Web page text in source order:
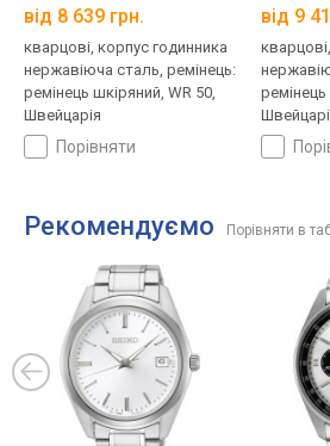
від 8 639 грн.
кварцові, корпус годинника
нержавіюча сталь, ремінець:
ремінець шкіряний, WR 50,
Швейцарія
порівняти
від 9
ремінець
Рекомендуємо Порівняти в